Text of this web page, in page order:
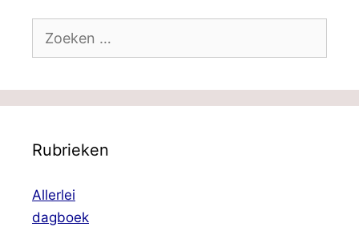
naar:
Rubrieken
Allerlei
dagboek